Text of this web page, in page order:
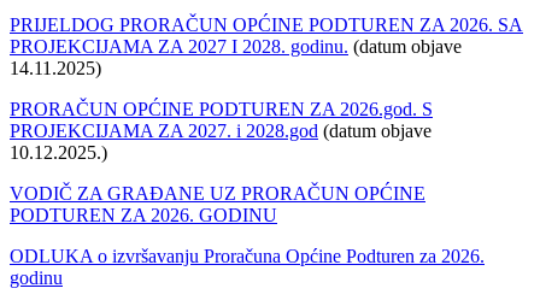
PRIJELDOG PRORAČUN OPĆINE PODTUREN ZA 2026. SA
PROJEKCIJAMA ZA 2027 I 2028. godinu. (datum objave
14.11.2025)
PRORAČUN OPĆINE PODTUREN ZA 2026.god. S
PROJEKCIJAMA ZA 2027. i 2028.god (datum objave
10.12.2025.)
VODIČ ZA GRAĐANE UZ PRORAČUN OPĆINE
PODTUREN ZA 2026. GODINU
ODLUKA o izvršavanju Proračuna Općine Podturen za 2026.
godinu